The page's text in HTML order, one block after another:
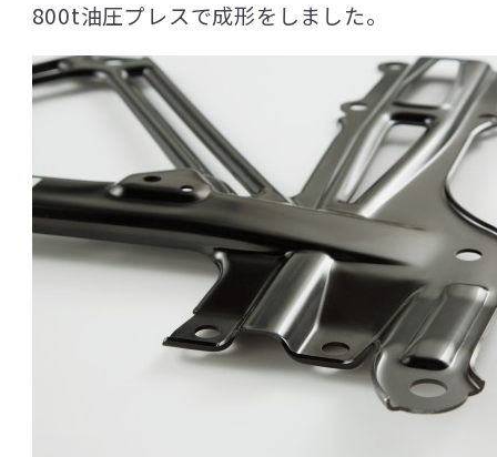
800t油圧プレスで成形をしました。